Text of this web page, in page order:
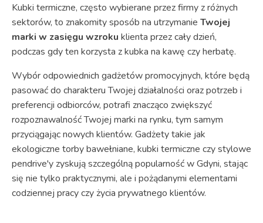
Kubki termiczne, często wybierane przez firmy z różnych
sektorów, to znakomity sposób na utrzymanie Twojej
marki w zasięgu wzroku klienta przez cały dzień,
podczas gdy ten korzysta z kubka na kawę czy herbatę.
Wybór odpowiednich gadżetów promocyjnych, które będą
pasować do charakteru Twojej działalności oraz potrzeb i
preferencji odbiorców, potrafi znacząco zwiększyć
rozpoznawalność Twojej marki na rynku, tym samym
przyciągając nowych klientów. Gadżety takie jak
ekologiczne torby bawełniane, kubki termiczne czy stylowe
pendrive'y zyskują szczególną popularność w Gdyni, stając
się nie tylko praktycznymi, ale i pożądanymi elementami
codziennej pracy czy życia prywatnego klientów.